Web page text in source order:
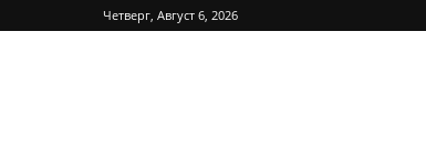
Четверг, Август 6, 2026